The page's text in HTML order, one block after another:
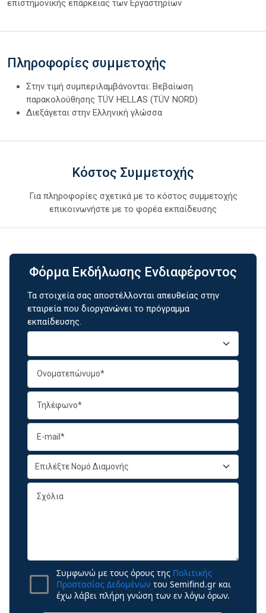
επιστημονικής επάρκειας των Εργαστηρίων
Πληροφορίες συμμετοχής
Στην τιμή συμπεριλαμβάνονται: Βεβαίωση
παρακολούθησης TÜV HELLAS (TÜV NORD)
Διεξάγεται στην Ελληνική γλώσσα
Κόστος Συμμετοχής
Για πληροφορίες σχετικά με το κόστος συμμετοχής
επικοινωνήστε με το φορέα εκπαίδευσης
Φόρμα Εκδήλωσης Ενδιαφέροντος
Τα στοιχεία σας αποστέλλονται απευθείας στην
εταιρεία που διοργανώνει το πρόγραμμα
εκπαίδευσης.
Συμφωνώ με τους όρους της Πολιτικής
Προστασίας Δεδομένων του Semifind.gr και
έχω λάβει πλήρη γνώση των εν λόγω όρων.